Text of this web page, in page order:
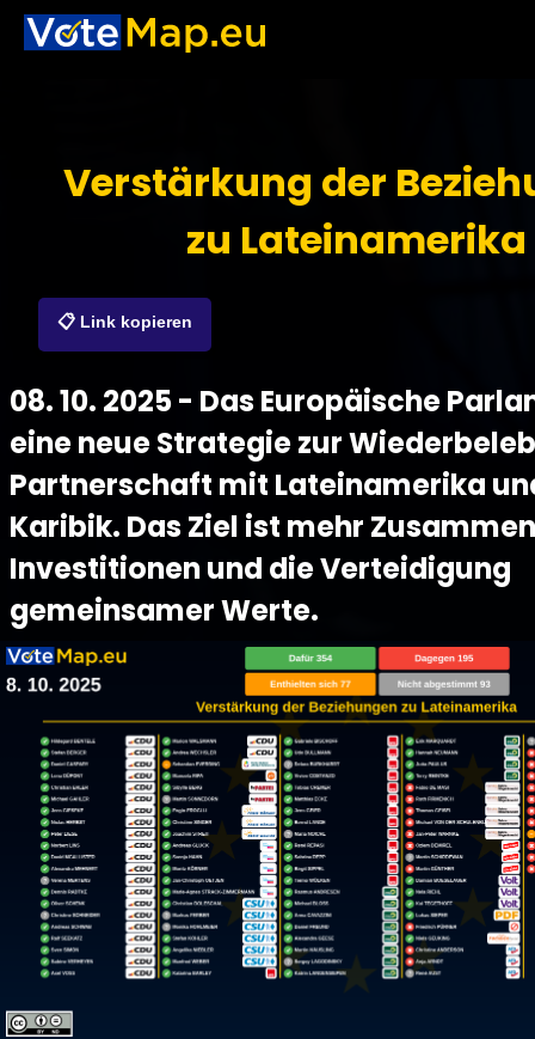
Verstärkung der
zu Lateinamerika
📋 Link kopieren
08. 10. 2025 - Das Europäische
eine neue Strategie zur
Partnerschaft mit Lateinamerika
Karibik. Das Ziel ist mehr
Investitionen und die Verteidigung
gemeinsamer Werte.